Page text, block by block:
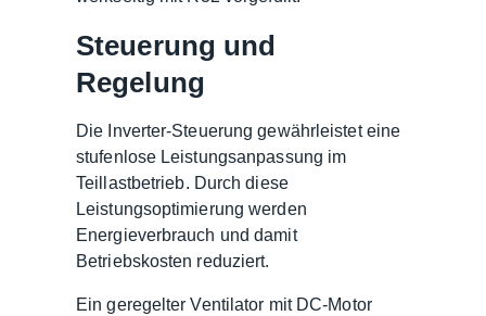
Steuerung und
Regelung
Die Inverter-Steuerung gewährleistet eine
stufenlose Leistungsanpassung im
Teillastbetrieb. Durch diese
Leistungsoptimierung werden
Energieverbrauch und damit
Betriebskosten reduziert.
Ein geregelter Ventilator mit DC-Motor